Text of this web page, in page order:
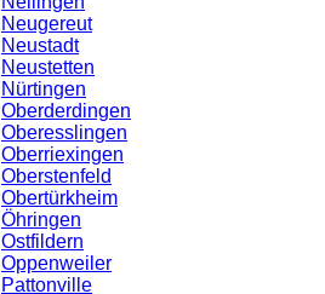
Neugereut
Neustadt
Neustetten
Nürtingen
Oberderdingen
Oberesslingen
Oberriexingen
Oberstenfeld
Obertürkheim
Öhringen
Ostfildern
Oppenweiler
Pattonville